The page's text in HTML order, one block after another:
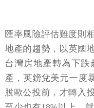
匯率風險評估難度則
地產的趨勢，以英國
台灣房地產轉為下
產，英鎊兌美元一度
脫歐公投前，才轉入